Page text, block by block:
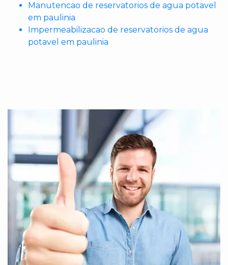
Manutencao de reservatorios de agua potavel
em paulinia
Impermeabilizacao de reservatorios de agua
potavel em paulinia